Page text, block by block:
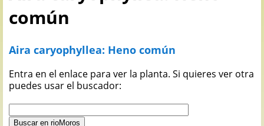
común
Aira caryophyllea: Heno común
Entra en el enlace para ver la planta. Si quieres ver otra
puedes usar el buscador: